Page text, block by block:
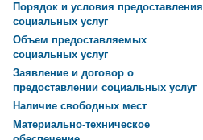
Порядок и условия предоставления
социальных услуг
Объем предоставляемых
социальных услуг
Заявление и договор о
предоставлении социальных услуг
Наличие свободных мест
Материально-техническое